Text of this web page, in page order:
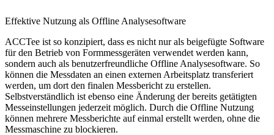
Effektive Nutzung als Offline Analysesoftware
ACCTee ist so konzipiert, dass es nicht nur als beigefügte Software
für den Betrieb von Formmessgeräten verwendet werden kann,
sondern auch als benutzerfreundliche Offline Analysesoftware. So
können die Messdaten an einen externen Arbeitsplatz transferiert
werden, um dort den finalen Messbericht zu erstellen.
Selbstverständlich ist ebenso eine Änderung der bereits getätigten
Messeinstellungen jederzeit möglich. Durch die Offline Nutzung
können mehrere Messberichte auf einmal erstellt werden, ohne die
Messmaschine zu blockieren.